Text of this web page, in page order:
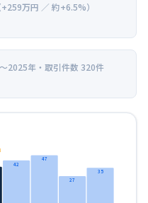
+259万円 ／ 約+6.5%）
2025年 ・取引件数 320件
42
47
27
35